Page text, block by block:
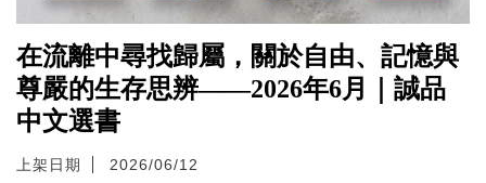
在流離中尋找歸屬，關於自由、記憶與
尊嚴的生存思辨——2026年6月｜誠品
中文選書
上架日期 2026/06/12